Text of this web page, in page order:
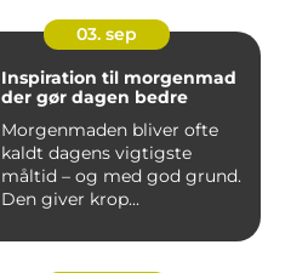
03. sep
Inspiration til morgenmad
der gør dagen bedre
Morgenmaden bliver ofte
kaldt dagens vigtigste
måltid – og med god grund.
Den giver krop...